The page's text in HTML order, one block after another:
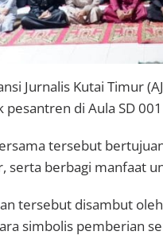
Jurnalis Kutai Timur
pesantren di Aula SD
tersebut
serta berbagi manfaat
tersebut disambut
simbolis pemberian